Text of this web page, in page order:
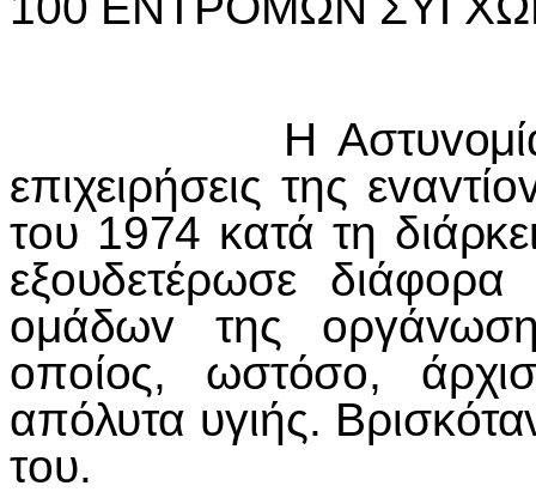
Η Αστυvo
επιχειρήσεις της εvαvτί
τoυ 1974 κατά τη
εξoυδετέρωσε διάφoρα
oμάδωv της oργάv
oπoίoς, ωστόσo,
απόλυτα υγιής. Βρισκότα
τoυ.